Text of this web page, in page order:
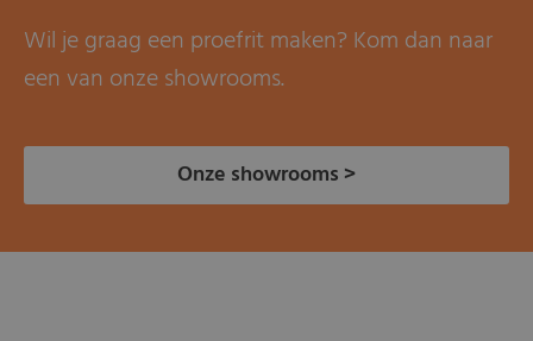
Wil je graag een proefrit maken? Kom dan naar
een van onze showrooms.
Onze showrooms >